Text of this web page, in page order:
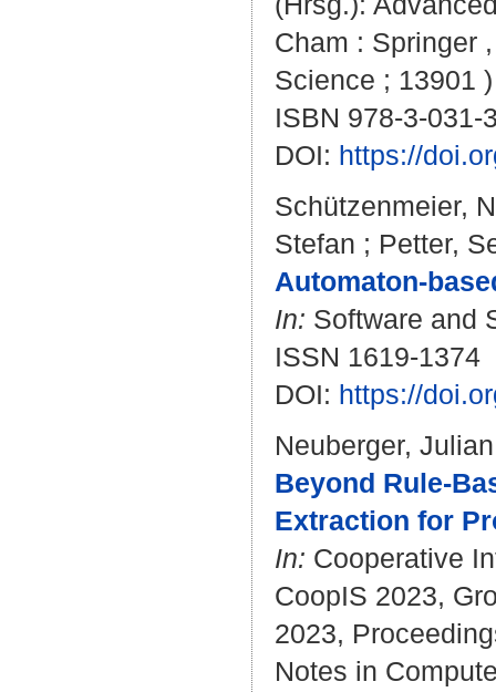
Cham : Springer
Science ; 13901 )
ISBN 978-3-031-
DOI: https://
Schützenmeier,
Stefan ; Petter,
Automaton-
In: Software and
ISSN 1619-1374
DOI: https://
Neuberger, Julian
Beyond Rule-
Extraction for
In: Cooperative
CoopIS 2023,
2023,
Notes in